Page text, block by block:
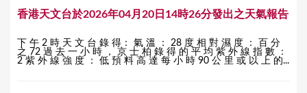
香港天文台於2026年04月20日14時26分發出之天氣報告
下 午 2 時 天 文 台 錄 得： 氣 溫 ： 28 度 相 對 濕 度 ： 百 分
之 72 過 去 一 小 時 ， 京 士 柏 錄 得 的 平 均 紫 外 線 指 數 ：
2 紫 外 線 強 度 ： 低 預 料 高 達 每 小 時 90 公 里 或 以 上 的...